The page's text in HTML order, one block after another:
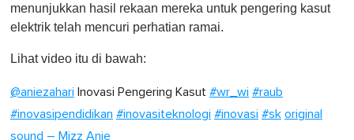
e
,
menunjukkan hasil rekaan mereka untuk pengering kasut
elektrik telah mencuri perhatian ramai.
Lihat video itu di bawah:
@aniezahari Inovasi Pengering Kasut #wr_wi #raub
#inovasipendidikan #inovasiteknologi #inovasi #sk original
sound – Mizz Anie